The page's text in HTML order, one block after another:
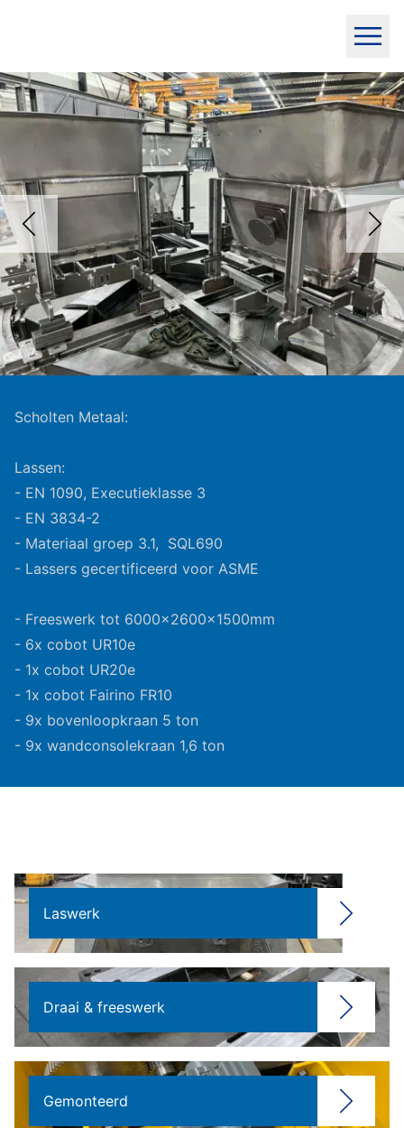
Scholten Metaal:
Lassen:
- EN 1090, Executieklasse 3
- EN 3834-2
- Materiaal groep 3.1, SQL690
- Lassers gecertificeerd voor ASME
- Freeswerk tot 6000x2600x1500mm
- 6x cobot UR10e
- 1x cobot UR20e
- 1x cobot Fairino FR10
- 9x bovenloopkraan 5 ton
- 9x wandconsolekraan 1,6 ton
Laswerk
Draai & freeswerk
Gemonteerd